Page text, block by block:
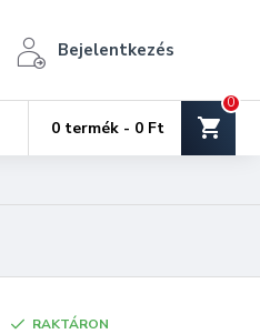
Bejelentkezés
0 termék - 0 Ft
0
RAKTÁRON